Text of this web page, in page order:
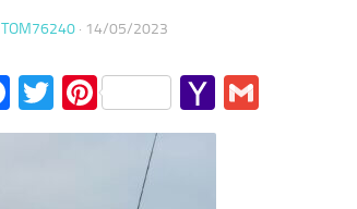
TOM76240 · 14/05/2023
Facebook
TwitterPinterestYahoo
Mail